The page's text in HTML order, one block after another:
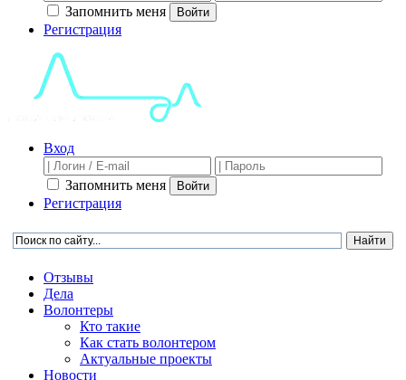
Запомнить меня Войти
Регистрация
Вход
Запомнить меня Войти
Регистрация
Отзывы
Дела
Волонтеры
Кто такие
Как стать волонтером
Актуальные проекты
Новости